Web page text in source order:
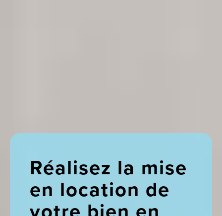
Réalisez la mise
en location de